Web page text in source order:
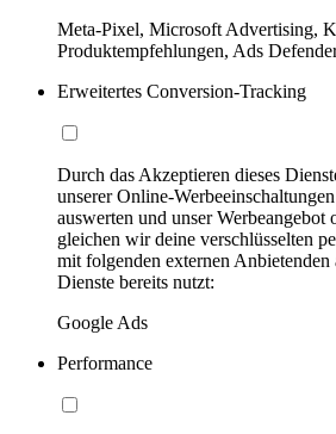
Meta-Pixel, Microsoft Advertising,
Produktempfehlungen, Ads
Erweitertes Conversion-Tracking
Durch das Akzeptieren dieses
unserer Online-
auswerten und unser Werbeangebot
gleichen wir deine verschlüsselten
mit folgenden externen Anbietenden
Dienste bereits nutzt:
Google Ads
Performance